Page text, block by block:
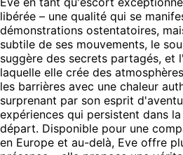
libérée – une qualité qui se
démonstrations ostentatoires,
subtile de ses mouvements, le
suggère des secrets partagés, et
laquelle elle crée des
les barrières avec une chaleur
surprenant par son esprit
expériences qui persistent dans
départ. Disponible pour une
en Europe et au-delà, Eve offre